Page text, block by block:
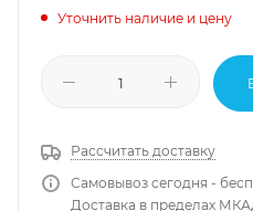
Уточнить наличие и цену
Рассчитать доставку
Самовывоз сегодня -
Доставка в пределах